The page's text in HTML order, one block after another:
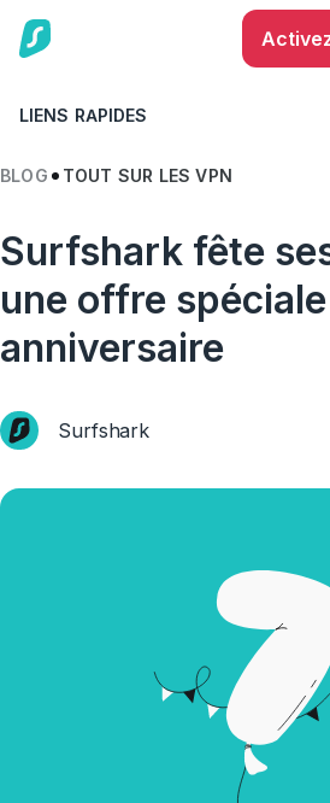
LIENS RAPIDES
BLOG TOUT SUR LES VPN
Surfshark fête
une offre spéciale
anniversaire
Surfshark